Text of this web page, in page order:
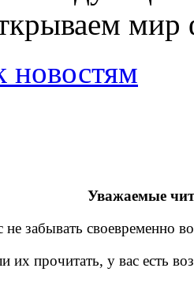
мир
новостям
Уважаемые
забывать своевременно
их прочитать, у вас есть